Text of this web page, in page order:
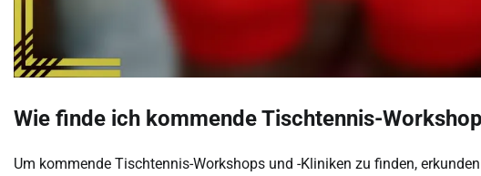
Wie finde ich kommende Tischtennis-
Um kommende Tischtennis-Workshops und -Kliniken zu finden,